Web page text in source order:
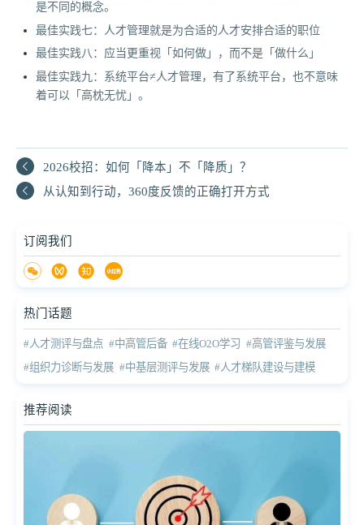
是不同的概念。
最佳实践七：人才管理就是为合适的人才安排合适的职位
最佳实践八：应当更重视「如何做」，而不是「做什么」
最佳实践九：系统平台≠人才管理，有了系统平台，也不意味
着可以「高枕无忧」。
2026校招：如何「降本」不「降质」？
从认知到行动，360度反馈的正确打开方式
订阅我们
热门话题
#人才测评与盘点 #中高管后备 #在线O2O学习 #高管评鉴与发展
#组织力诊断与发展 #中基层测评与发展 #人才梯队建设与建模
推荐阅读